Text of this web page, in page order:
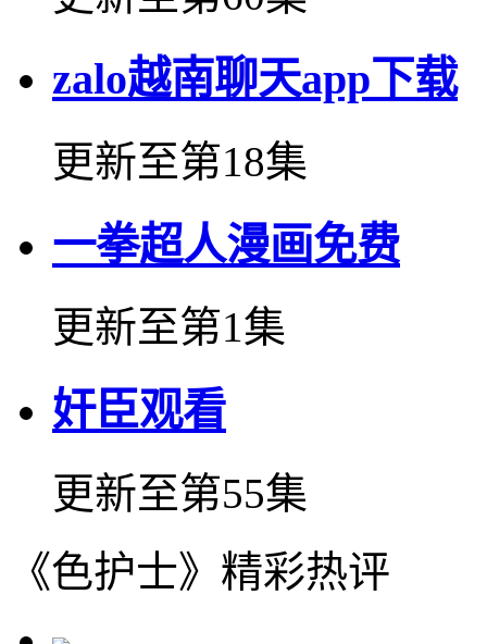
zalo越南聊天app下载
更新至第18集
一拳超人漫画免费
更新至第1集
奸臣观看
更新至第55集
《色护士》精彩热评